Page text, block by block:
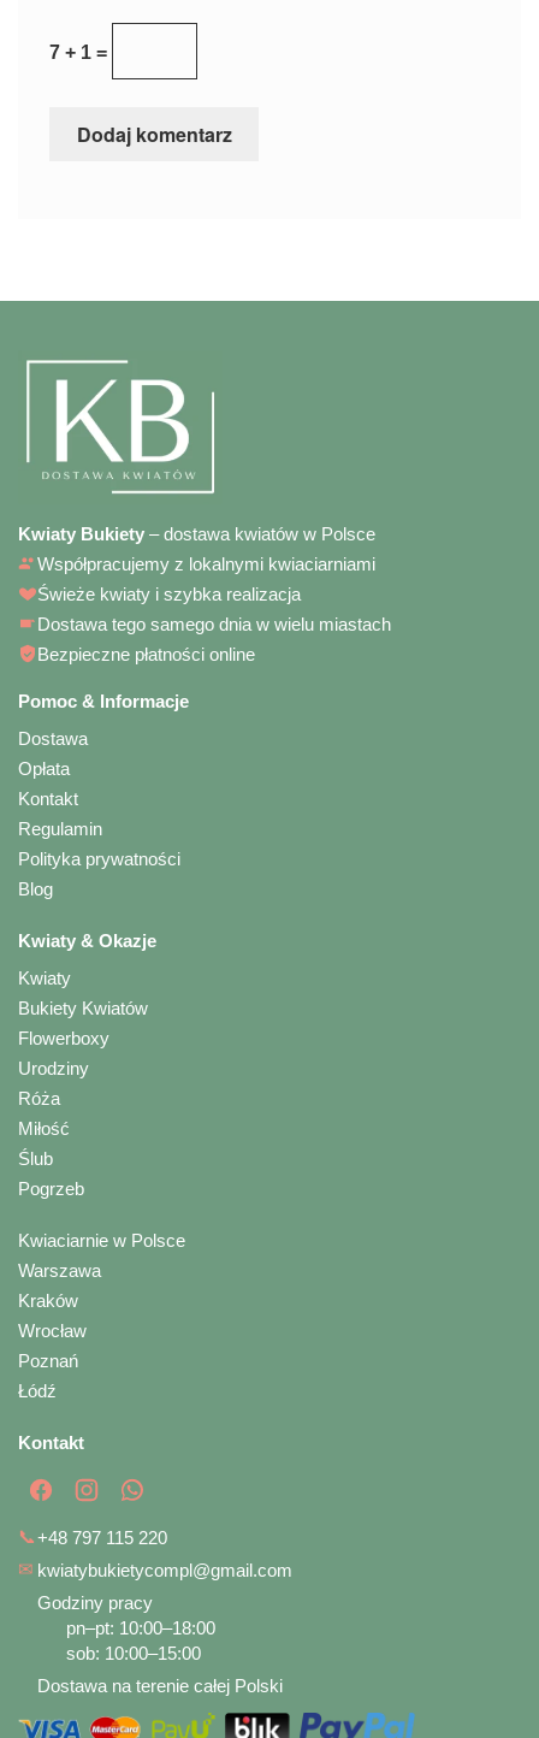
7 + 1 =
Kwiaty Bukiety – dostawa kwiatów w Polsce
Współpracujemy z lokalnymi kwiaciarniami
Świeże kwiaty i szybka realizacja
Dostawa tego samego dnia w wielu miastach
Bezpieczne płatności online
Pomoc & Informacje
Dostawa
Opłata
Kontakt
Regulamin
Polityka prywatności
Blog
Kwiaty & Okazje
Kwiaty
Bukiety Kwiatów
Flowerboxy
Urodziny
Róża
Miłość
Ślub
Pogrzeb
Kwiaciarnie w Polsce
Warszawa
Kraków
Wrocław
Poznań
Łódź
Kontakt
📞+48 797 115 220
✉ kwiatybukietycompl@gmail.com
Godziny pracy
pn–pt: 10:00–18:00
sob: 10:00–15:00
Dostawa na terenie całej Polski